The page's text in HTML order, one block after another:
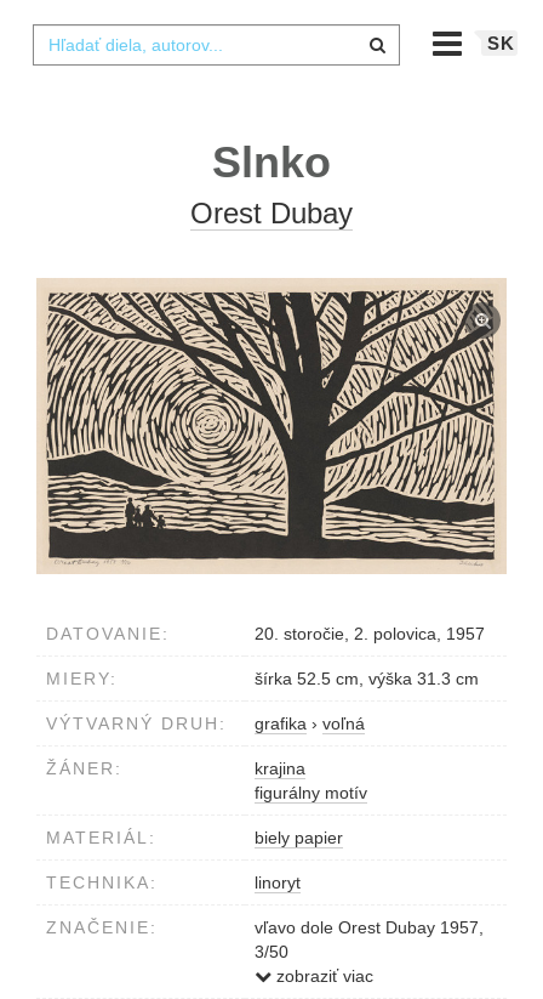
SK
Slnko
Orest Dubay
DATOVANIE: 20. storočie, 2. polovica, 1957
MIERY: šírka 52.5 cm, výška 31.3 cm
VÝTVARNÝ DRUH: grafika › voľná
ŽÁNER:
krajina
figurálny motív
MATERIÁL: biely papier
TECHNIKA: linoryt
ZNAČENIE:
vľavo dole Orest Dubay 1957,
3/50
vpravo dole Slnko
zobraziť viac